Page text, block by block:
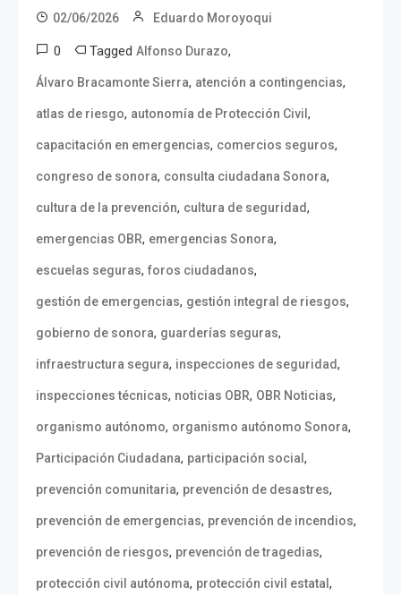
02/06/2026 Eduardo Moroyoqui
0 Tagged Alfonso Durazo,
Álvaro Bracamonte Sierra, atención a contingencias,
atlas de riesgo, autonomía de Protección Civil ,
capacitación en emergencias, comercios seguros,
congreso de sonora, consulta ciudadana Sonora,
cultura de la prevención, cultura de seguridad,
emergencias OBR, emergencias Sonora,
escuelas seguras, foros ciudadanos,
gestión de emergencias, gestión integral de riesgos,
gobierno de sonora, guarderías seguras,
infraestructura segura, inspecciones de seguridad,
inspecciones técnicas, noticias OBR, OBR Noticias,
organismo autónomo, organismo autónomo Sonora,
Participación Ciudadana, participación social ,
prevención comunitaria, prevención de desastres,
prevención de emergencias, prevención de incendios,
prevención de riesgos, prevención de tragedias,
protección civil autónoma, protección civil estatal ,